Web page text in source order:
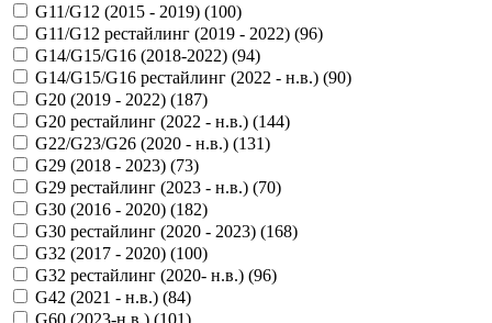
G11/G12 (2015 - 2019) (100)
G11/G12 рестайлинг (2019 - 2022) (96)
G14/G15/G16 (2018-2022) (94)
G14/G15/G16 рестайлинг (2022 - н.в.) (90)
G20 (2019 - 2022) (187)
G20 рестайлинг (2022 - н.в.) (144)
G22/G23/G26 (2020 - н.в.) (131)
G29 (2018 - 2023) (73)
G29 рестайлинг (2023 - н.в.) (70)
G30 (2016 - 2020) (182)
G30 рестайлинг (2020 - 2023) (168)
G32 (2017 - 2020) (100)
G32 рестайлинг (2020- н.в.) (96)
G42 (2021 - н.в.) (84)
G60 (2023-н.в.) (101)